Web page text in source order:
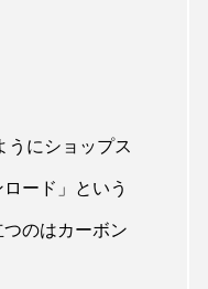
にショップス
ード」という
のはカーボン
速く進む】ブリヂストンか